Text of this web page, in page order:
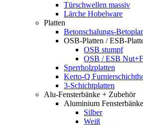
Türschwellen massiv
Lärche Hobelware
Platten
Betonschalungs-
OSB-Platten / ESB-
OSB stumpf
OSB / ESB
Sperrholzplatten
Kerto-Q
3-Schichtplatten
Alu-Fensterbänke + Zubehör
Aluminium Fensterbänke
Silber
Weiß